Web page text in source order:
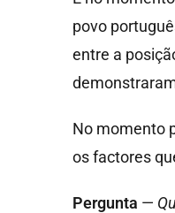
povo
entre a
No momento
os factores
Pergunta —